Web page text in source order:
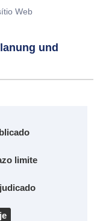
Web
und
limite